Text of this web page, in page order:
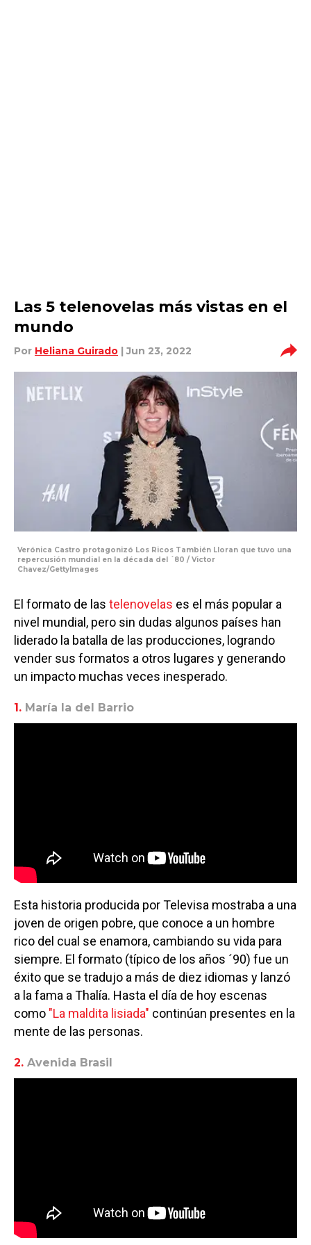
Las 5 telenovelas más vistas en el
mundo
Por Heliana Guirado | Jun 23, 2022
Verónica Castro protagonizó Los Ricos También Lloran que tuvo una
repercusión mundial en la década del ´80 / Victor
Chavez/GettyImages
El formato de las telenovelas es el más popular a
nivel mundial, pero sin dudas algunos países han
liderado la batalla de las producciones, logrando
vender sus formatos a otros lugares y generando
un impacto muchas veces inesperado.
1. María la del Barrio
Esta historia producida por Televisa mostraba a una
joven de origen pobre, que conoce a un hombre
rico del cual se enamora, cambiando su vida para
siempre. El formato (típico de los años ´90) fue un
éxito que se tradujo a más de diez idiomas y lanzó
a la fama a Thalía. Hasta el día de hoy escenas
como "La maldita lisiada" continúan presentes en la
mente de las personas.
2. Avenida Brasil